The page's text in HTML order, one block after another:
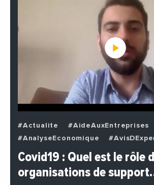
#Actualite
#AideAuxEntreprises
#AnalyseEconomique
#BuzzNews
#Decideurs
#EchangesMediterraneens
#EnDirectDe
#Entreprises
Covid19 : Quel est le rôle
organisations de